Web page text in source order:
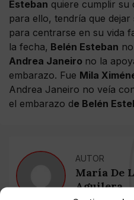
Esteban quiere cumplir su
para ello, tendría que
para centrarse en su vida
la fecha, Belén Esteban
Andrea Janeiro no la
embarazo. Fue Mila
Andrea Janeiro no veía
el embarazo de Belén
AUTOR
María De
Aguilera